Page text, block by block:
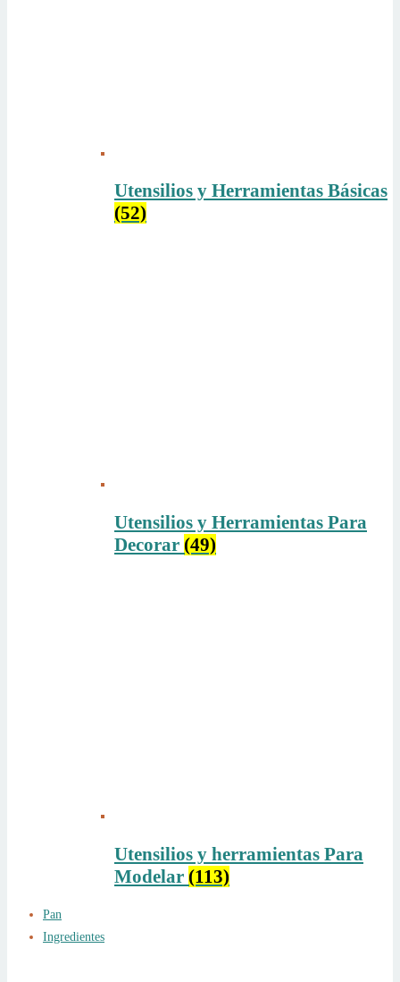
Utensilios y Herramientas Básicas
(52)
Utensilios y Herramientas Para
Decorar (49)
Utensilios y herramientas Para
Modelar (113)
Pan
Ingredientes